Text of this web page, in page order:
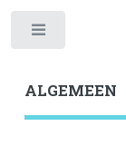
ALGEMEEN